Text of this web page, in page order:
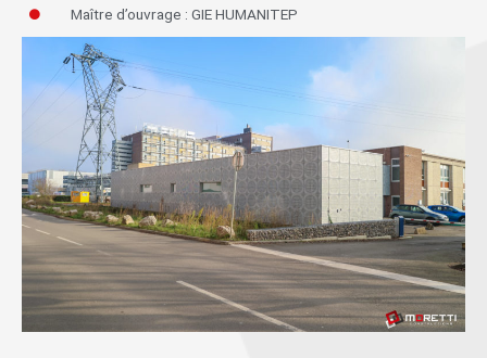
Maître d’ouvrage : GIE HUMANITEP